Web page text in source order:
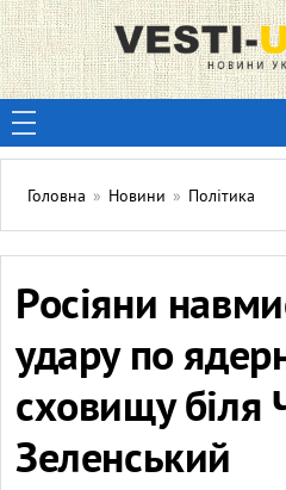
Головна » Новини » Політика
Росіяни
удару по
сховищу біля
Зеленський